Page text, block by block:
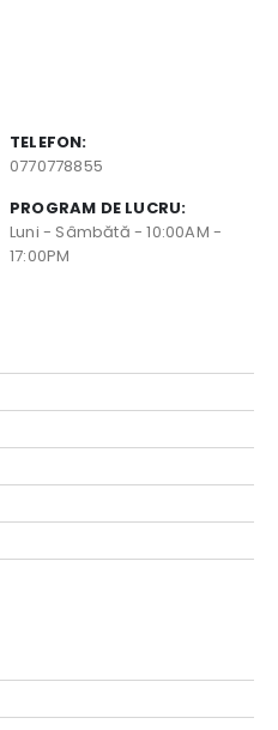
TELEFON:
0770778855
PROGRAM DE LUCRU:
Luni - Sâmbătă - 10:00AM -
17:00PM